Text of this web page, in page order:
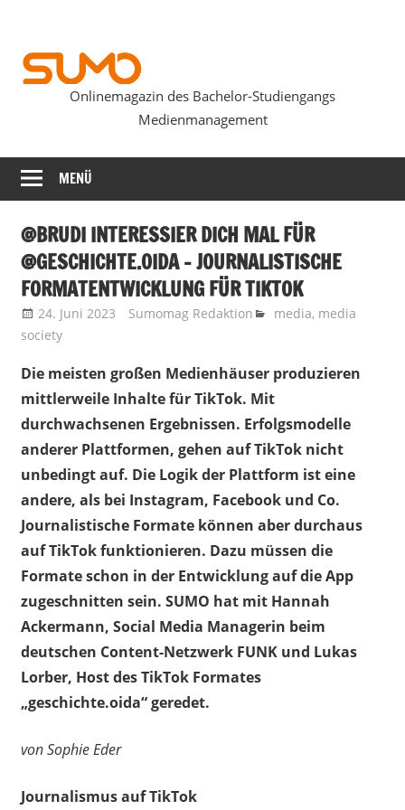
springen
SUMOmag
Onlinemagazin des Bachelor-Studiengangs
Medienmanagement
MENÜ
@BRUDI INTERESSIER DICH MAL FÜR
@GESCHICHTE.OIDA – JOURNALISTISCHE
FORMATENTWICKLUNG FÜR TIKTOK
24. Juni 2023 Sumomag Redaktion media, media
society
Die meisten großen Medienhäuser produzieren
mittlerweile Inhalte für TikTok. Mit
durchwachsenen Ergebnissen. Erfolgsmodelle
anderer Plattformen, gehen auf TikTok nicht
unbedingt auf. Die Logik der Plattform ist eine
andere, als bei Instagram, Facebook und Co.
Journalistische Formate können aber durchaus
auf TikTok funktionieren. Dazu müssen die
Formate schon in der Entwicklung auf die App
zugeschnitten sein. SUMO hat mit Hannah
Ackermann, Social Media Managerin beim
deutschen Content-Netzwerk FUNK und Lukas
Lorber, Host des TikTok Formates
„geschichte.oida“ geredet.
von Sophie Eder
Journalismus auf TikTok